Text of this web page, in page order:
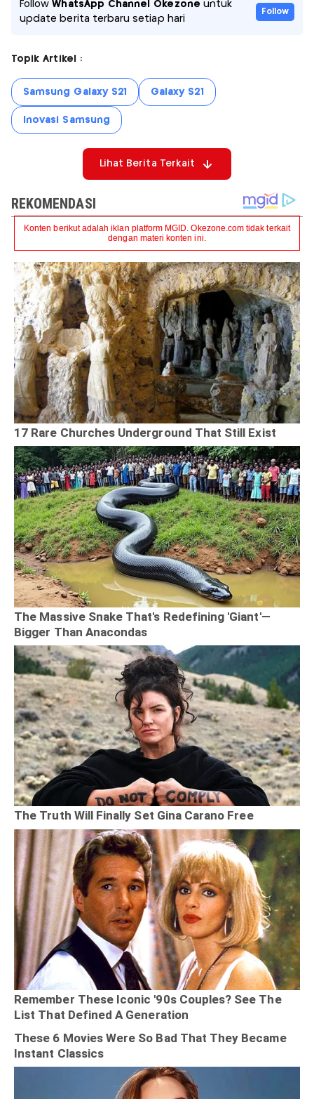
FollowWhatsApp Channel Okezone untuk
update berita terbaru setiap hari
Follow
Topik Artikel :
Samsung Galaxy S21 Galaxy S21
Inovasi Samsung
Lihat Berita Terkait